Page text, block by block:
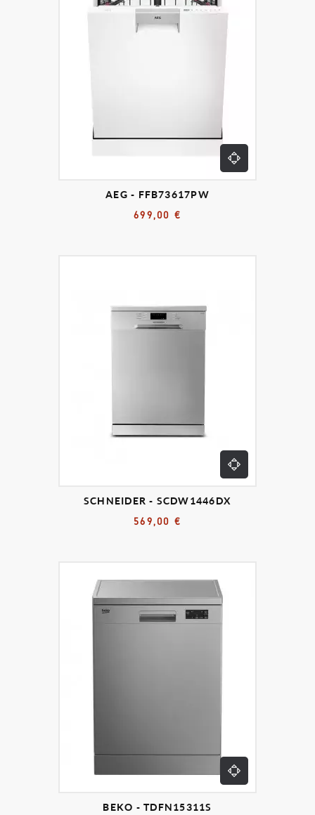
AEG - FFB73617PW
699,00 €
SCHNEIDER - SCDW1446DX
569,00 €
BEKO - TDFN15311S